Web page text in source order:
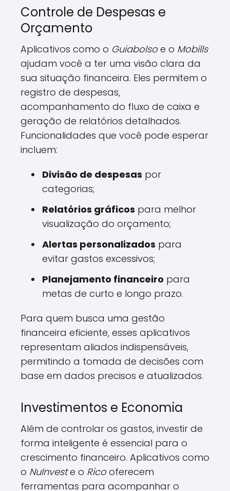
Controle de Despesas e
Orçamento
Aplicativos como o Guiabolso e o Mobills
ajudam você a ter uma visão clara da
sua situação financeira. Eles permitem o
registro de despesas,
acompanhamento do fluxo de caixa e
geração de relatórios detalhados.
Funcionalidades que você pode esperar
incluem:
Divisão de despesas por
categorias;
Relatórios gráficos para melhor
visualização do orçamento;
Alertas personalizados para
evitar gastos excessivos;
Planejamento financeiro para
metas de curto e longo prazo.
Para quem busca uma gestão
financeira eficiente, esses aplicativos
representam aliados indispensáveis,
permitindo a tomada de decisões com
base em dados precisos e atualizados.
Investimentos e Economia
Além de controlar os gastos, investir de
forma inteligente é essencial para o
crescimento financeiro. Aplicativos como
o NuInveste o Rico oferecem
ferramentas para acompanhar o